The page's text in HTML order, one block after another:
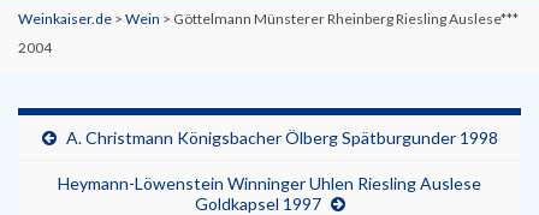
Weinkaiser.de > Wein > Göttelmann Münsterer Rheinberg Riesling Auslese***
2004
A. Christmann Königsbacher Ölberg Spätburgunder 1998
Heymann-Löwenstein Winninger Uhlen Riesling Auslese
Goldkapsel 1997